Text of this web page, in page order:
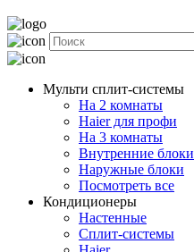
Мульти сплит-системы
На 2 комнаты
Haier для профи
На 3 комнаты
Внутренние блоки
Наружные блоки
Посмотреть все
Кондиционеры
Настенные
Сплит-системы